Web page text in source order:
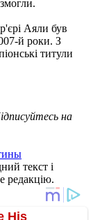
Аяли був
й роки. З
титули
на
текст і
редакцію.